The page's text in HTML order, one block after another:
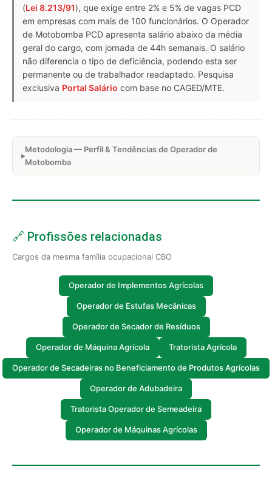
(Lei 8.213/91), que exige entre 2% e 5% de vagas PCD
em empresas com mais de 100 funcionários. O Operador
de Motobomba PCD apresenta salário abaixo da média
geral do cargo, com jornada de 44h semanais. O salário
não diferencia o tipo de deficiência, podendo esta ser
permanente ou de trabalhador readaptado. Pesquisa
exclusiva Portal Salário com base no CAGED/MTE.
Metodologia — Perfil & Tendências de Operador de
Motobomba
🔗 Profissões relacionadas
Cargos da mesma família ocupacional CBO
Operador de Implementos Agrícolas
Operador de Estufas Mecânicas
Operador de Secador de Resíduos
Operador de Máquina Agrícola Tratorista Agrícola
Operador de Secadeiras no Beneficiamento de Produtos Agrícolas
Operador de Adubadeira
Tratorista Operador de Semeadeira
Operador de Máquinas Agrícolas